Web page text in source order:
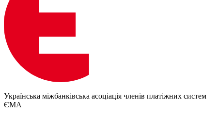
Українська міжбанківська асоціація членів платіжних систем
ЄМА